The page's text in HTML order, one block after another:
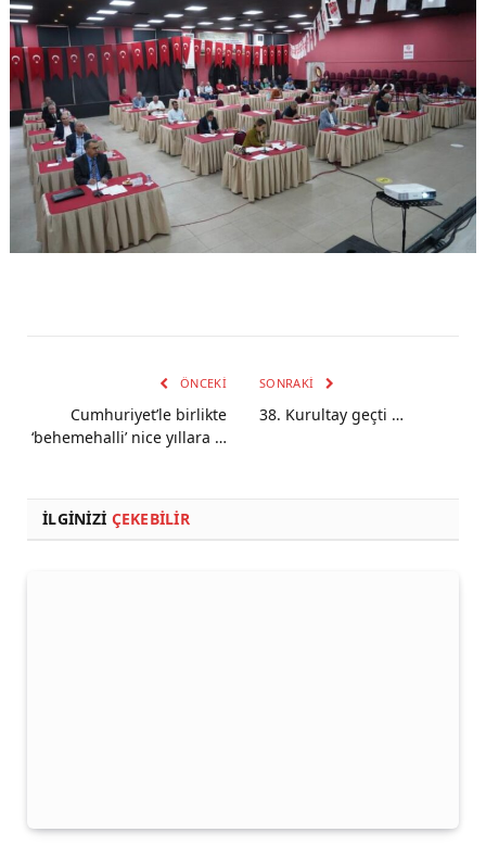
ÖNCEKI
Cumhuriyet’le birlikte
‘behemehalli’ nice yıllara …
SONRAKI
38. Kurultay geçti …
İLGINIZI ÇEKEBILIR